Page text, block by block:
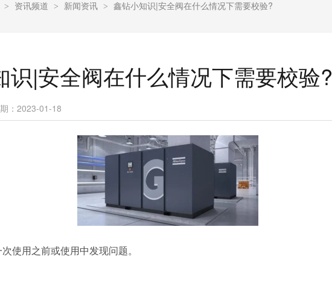
> 资讯频道 > 新闻资讯 > 鑫钻小知识|安全阀在什么情况下需要校验?
识|安全阀在什么情况下需要校验?
：2023-01-18
使用之前或使用中发现问题。